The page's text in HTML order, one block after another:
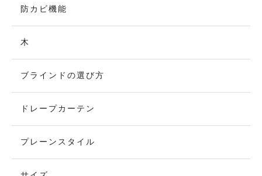
防カビ機能
木
ブラインドの選び方
ドレープカーテン
プレーンスタイル